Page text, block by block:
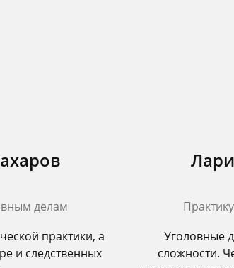
делам
практики, а
и следственных
Уголовные
сложности.